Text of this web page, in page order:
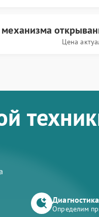
Цена
Определим